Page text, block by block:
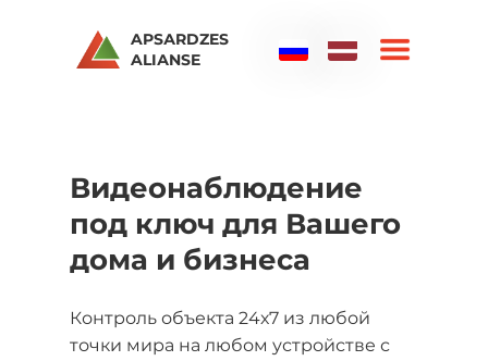
Видеонаблюдение
под ключ для Вашего
дома и бизнеса
Контроль объекта 24х7 из любой
точки мира на любом устройстве с
APSАRDZES
ALIАNSE